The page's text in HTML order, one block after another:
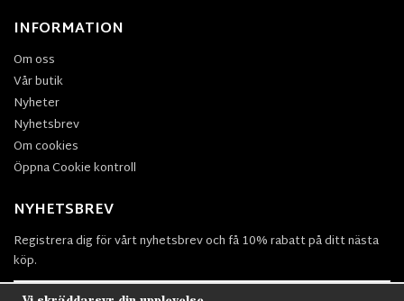
INFORMATION
Om oss
Vår butik
Nyheter
Nyhetsbrev
Om cookies
Öppna Cookie kontroll
NYHETSBREV
Registrera dig för vårt nyhetsbrev och få 10% rabatt på ditt nästa
köp.